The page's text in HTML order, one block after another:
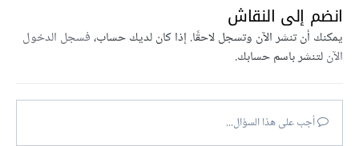
انضم إلى النقاش
يمكنك أن تنشر الآن وتسجل لاحقًا. إذا كان لديك حساب،فسجل الدخول
الآنلتنشر باسم حسابك.
أجب على هذا السؤال...